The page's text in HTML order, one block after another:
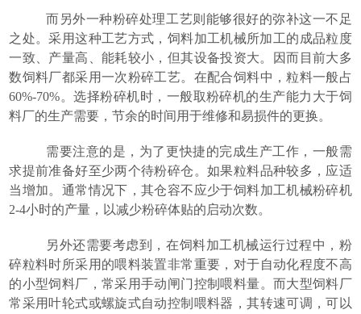
而另外一种粉碎处理工艺则能够很好的弥补这一不足
之处。采用这种工艺方式，饲料加工机械所加工的成品粒度
一致、产量高、能耗较小，但其设备投资大。
因而目前大多
数饲料厂都采用一次粉碎工艺。在配合饲料中 ，粒料一般占
60%-70%。选择粉碎机时 ， 一般取粉碎机的生产能力大于饲
料厂的生产需要 ，节余的时间用于维修和易损件的更换。
需要注意的是，为了更快捷的完成生产工作，一般需
求提前准备好至少两个待粉碎仓 。如果粒料品种较多 ， 应适
当增加。通常情况下，其仓容不应少于饲料加工机械粉碎机
2-4小时的产量 ， 以减少粉碎体贴的启动次数。
另外还需要考虑到，在饲料加工机械运行过程中， 粉
碎粒料时所采用 的喂料装置非常重要 ， 对于自动化程度不高
的小型饲料厂 ， 常采用手动闸门控制喂料量。而大型饲料厂
常采用叶轮式或螺旋式自动控制喂料器 ，其转速可调 ，可以